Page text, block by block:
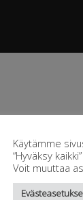
Käytämme
“Hyväksy
Voit muuttaa